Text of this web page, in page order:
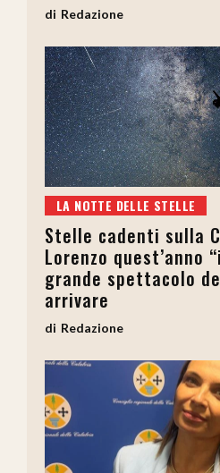
Redazione
LA NOTTE DELLE STELLE
Stelle cadenti sulla
Lorenzo quest’anno
grande spettacolo
arrivare
Redazione